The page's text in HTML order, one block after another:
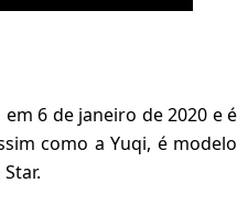
6 de janeiro de 2020 e é
como a Yuqi, é modelo